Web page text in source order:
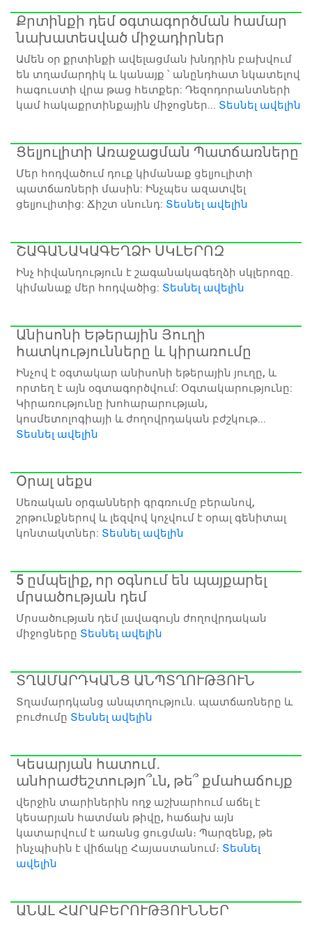
Քրտինքի դեմ օգտագործման համար
նախատեսված միջադիրներ
Ամեն օր քրտինքի ավելացման խնդրին բախվում
են տղամարդիկ և կանայք ՝ անընդհատ նկատելով
հագուստի վրա թաց հետքեր: Դեզոդորանտների
կամ հակաքրտինքային միջոցներ... Տեսնել ավելին
Ցելյուլիտի Առաջացման Պատճառները
Մեր հոդվածում դուք կիմանաք ցելյուլիտի
պատճառների մասին: Ինչպես ազատվել
ցելյուլիտից: Ճիշտ սնունդ: Տեսնել ավելին
ՇԱԳԱՆԱԿԱԳԵՂՁԻ ՍԿԼԵՐՈԶ
Ինչ հիվանդություն է շագանակագեղձի սկլերոզը.
կիմանաք մեր հոդվածից: Տեսնել ավելին
Անիսոնի Եթերային Յուղի
հատկությունները և կիրառումը
Ինչով է օգտակար անիսոնի եթերային յուղը, և
որտեղ է այն օգտագործվում: Օգտակարությունը:
Կիրառությունը խոհարարության,
կոսմետոլոգիայի և ժողովրդական բժշկութ...
Տեսնել ավելին
Օրալ սեքս
Սեռական օրգանների գրգռումը բերանով,
շրթունքներով և լեզվով կոչվում է օրալ գենիտալ
կոնտակտներ: Տեսնել ավելին
5 ըմպելիք, որ օգնում են պայքարել
մրսածության դեմ
Մրսածության դեմ լավագույն ժողովրդական
միջոցները Տեսնել ավելին
ՏՂԱՄԱՐԴԿԱՆՑ ԱՆՊՏՂՈՒԹՅՈՒՆ
Տղամարդկանց անպտղություն. պատճառները և
բուժումը Տեսնել ավելին
Կեսարյան հատում․
անհրաժեշտությո՞ւն, թե՞ քմահաճույք
վերջին տարիներին ողջ աշխարհում աճել է
կեսարյան հատման թիվը, հաճախ այն
կատարվում է առանց ցուցման։ Պարզենք, թե
ինչպիսին է վիճակը Հայաստանում։ Տեսնել
ավելին
ԱՆԱԼ ՀԱՐԱԲԵՐՈՒԹՅՈՒՆՆԵՐ